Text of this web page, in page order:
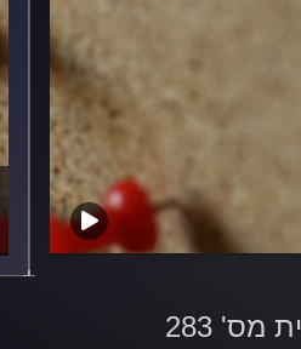
16/
מס' 283